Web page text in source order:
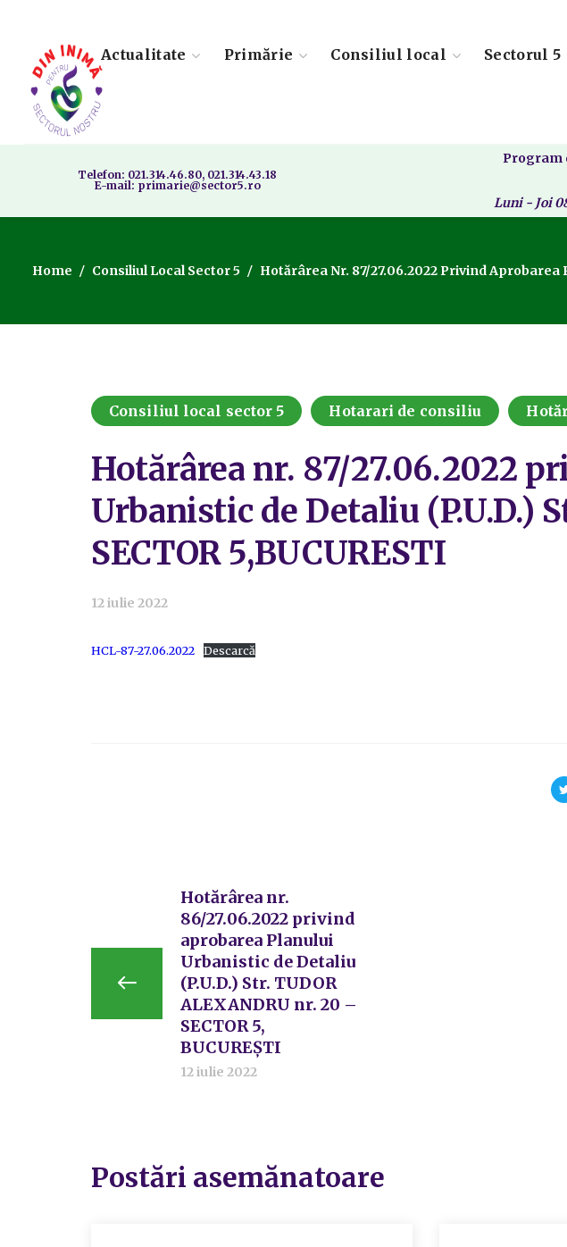
Actualitate Primărie Consiliul local Sectorul 5
Telefon: 021.314.46.80, 021.314.43.18
E-mail: primarie@sector5.ro
Program
Luni - Joi
Home Consiliul Local Sector 5 Hotărârea Nr. 87/27.06.2022 Privind Aprobarea
Consiliul local sector 5 Hotarari de consiliu
Hotărârea nr. 87/27.06.2022
Urbanistic de Detaliu (P.U.D.)
SECTOR 5,BUCURESTI
12 iulie 2022
HCL-87-27.06.2022 Descarcă
Hotărârea nr.
86/27.06.2022 privind
aprobarea Planului
Urbanistic de Detaliu
(P.U.D.) Str. TUDOR
ALEXANDRU nr. 20 –
SECTOR 5,
BUCUREȘTI
12 iulie 2022
Postări asemănatoare